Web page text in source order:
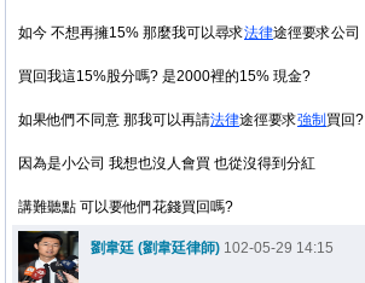
如今 不想再擁15% 那麼我可以尋求法律途徑要求公司
買回我這15%股分嗎? 是2000裡的15% 現金?
如果他們不同意 那我可以再請法律途徑要求強制 買回?
因為是小公司 我想也沒人會買 也從沒得到分紅
講難聽點 可以要他們花錢買回嗎?
劉韋廷 (劉韋廷律師) 102-05-29 14:15